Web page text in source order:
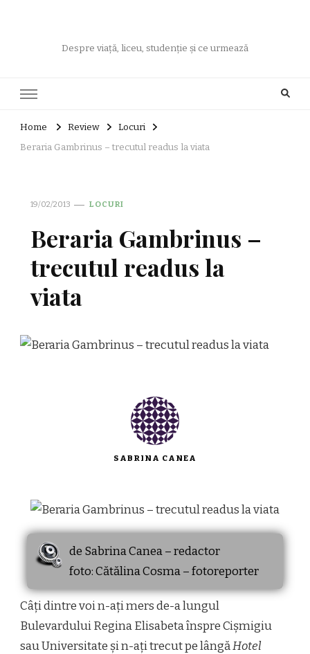
Despre viață, liceu, studenție și ce urmează
Home Review
Locuri
Beraria Gambrinus – trecutul readus la viata
19/02/2013 LOCURI
Beraria Gambrinus –
trecutul readus la
viata
SABRINA CANEA
de Sabrina Canea – redactor
foto: Cătălina Cosma – fotoreporter
Câți dintre voi n-ați mers de-a lungul
Bulevardului Regina Elisabeta înspre Cișmigiu
sau Universitate și n-ați trecut pe lângăHotel